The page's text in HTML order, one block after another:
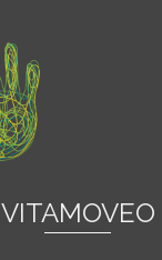
VITAMOVEO